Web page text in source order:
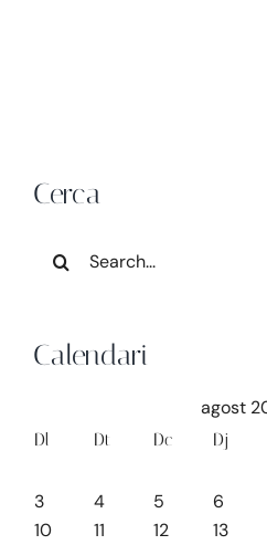
Cerca
for:
Calendari
agost
Dl Dt Dc Dj
3
4 5 6
10
11 12 13